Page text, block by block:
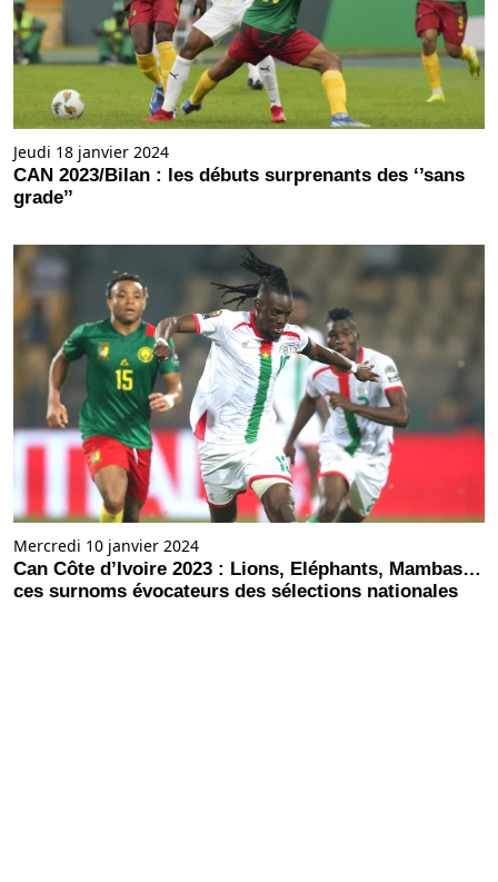
Jeudi 18 janvier 2024
CAN 2023/Bilan : les débuts surprenants des ‘’sans
grade’’
Mercredi 10 janvier 2024
Can Côte d’Ivoire 2023 : Lions, Eléphants, Mambas…
ces surnoms évocateurs des sélections nationales